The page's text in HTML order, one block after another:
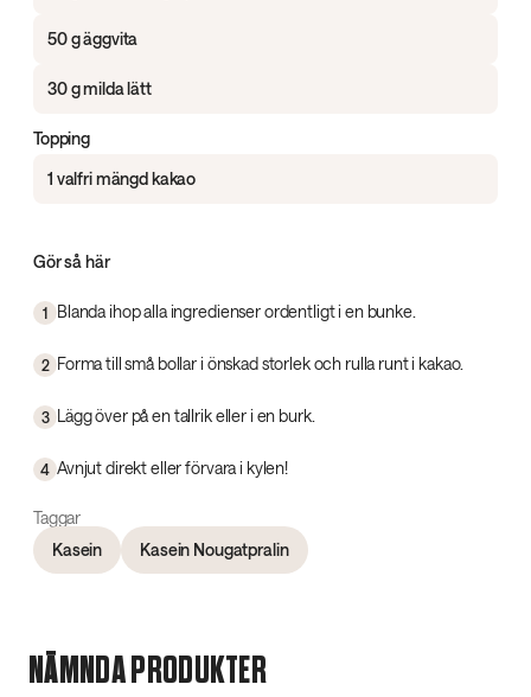
50 g äggvita
30 g milda lätt
Topping
1 valfri mängd kakao
Gör så här
1 Blanda ihop alla ingredienser ordentligt i en bunke.
2 Forma till små bollar i önskad storlek och rulla runt i kakao.
3 Lägg över på en tallrik eller i en burk.
4 Avnjut direkt eller förvara i kylen!
Taggar
Kasein
Kasein Nougatpralin
NÄMNDA PRODUKTER